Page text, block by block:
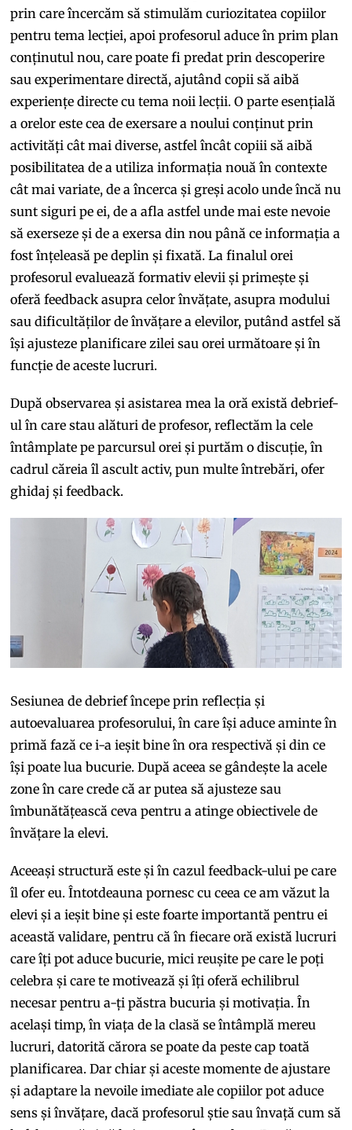
prin care încercăm să stimulăm curiozitatea copiilor
pentru tema lecției, apoi profesorul aduce în prim plan
conținutul nou, care poate fi predat prin descoperire
sau experimentare directă, ajutând copii să aibă
experiențe directe cu tema noii lecții. O parte esențială
a orelor este cea de exersare a noului conținut prin
activități cât mai diverse, astfel încât copiii să aibă
posibilitatea de a utiliza informația nouă în contexte
cât mai variate, de a încerca și greși acolo unde încă nu
sunt siguri pe ei, de a afla astfel unde mai este nevoie
să exerseze și de a exersa din nou până ce informația a
fost înțeleasă pe deplin și fixată. La finalul orei
profesorul evaluează formativ elevii și primește și
oferă feedback asupra celor învățate, asupra modului
sau dificultăților de învățare a elevilor, putând astfel să
își ajusteze planificare zilei sau orei următoare și în
funcție de aceste lucruri.
După observarea și asistarea mea la oră există debrief-
ul în care stau alături de profesor, reflectăm la cele
întâmplate pe parcursul orei și purtăm o discuție, în
cadrul căreia îl ascult activ, pun multe întrebări, ofer
ghidaj și feedback.
Sesiunea de debrief începe prin reflecția și
autoevaluarea profesorului, în care își aduce aminte în
primă fază ce i-a ieșit bine în ora respectivă și din ce
își poate lua bucurie. După aceea se gândește la acele
zone în care crede că ar putea să ajusteze sau
îmbunătățească ceva pentru a atinge obiectivele de
învățare la elevi.
Aceeași structură este și în cazul feedback-ului pe care
îl ofer eu. Întotdeauna pornesc cu ceea ce am văzut la
elevi și a ieșit bine și este foarte importantă pentru ei
această validare, pentru că în fiecare oră există lucruri
care îți pot aduce bucurie, mici reușite pe care le poți
celebra și care te motivează și îți oferă echilibrul
necesar pentru a-ți păstra bucuria și motivația. În
același timp, în viața de la clasă se întâmplă mereu
lucruri, datorită cărora se poate da peste cap toată
planificarea. Dar chiar și aceste momente de ajustare
și adaptare la nevoile imediate ale copiilor pot aduce
sens și învățare, dacă profesorul știe sau învață cum să